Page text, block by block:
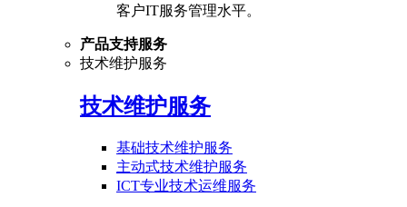
客户IT服务管理水平。
产品支持服务
技术维护服务
技术维护服务
基础技术维护服务
主动式技术维护服务
ICT专业技术运维服务